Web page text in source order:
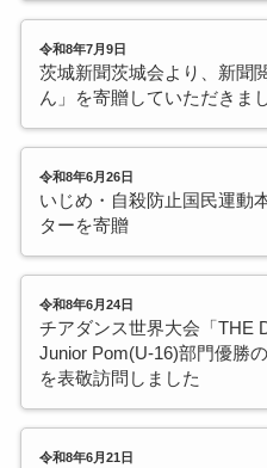
令和8年7月9日
茨城新聞茨城会より、新聞
ん」を寄贈していただきまし
令和8年6月26日
いじめ・自殺防止国民運動
ターを寄贈
令和8年6月24日
チアダンス世界大会「THE
Junior Pom(U-16)部門優勝
を表敬訪問しました
令和8年6月21日